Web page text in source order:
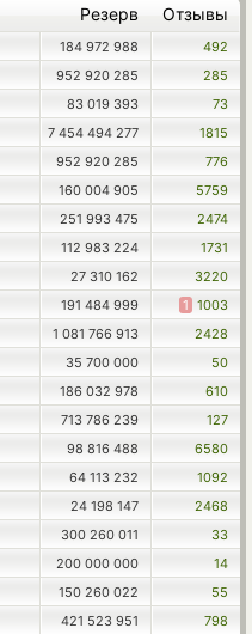
Резерв Отзывы
184 972 988
492
952 920 285
285
83 019 393
73
7 454 494 277
1815
952 920 285
776
160 004 905
5759
251 993 475
2474
112 983 224
1731
27 310 162
3220
191 484 999 1 1003
1 081 766 913
2428
35 700 000
50
186 032 978
610
713 786 239
127
98 816 488
6580
64 113 232
1092
24 198 147
2468
300 260 011
33
200 000 000
14
150 260 022
55
421 523 951
798